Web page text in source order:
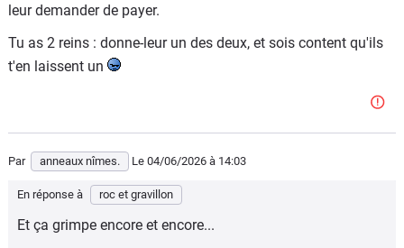
leur demander de payer.
Tu as 2 reins : donne-leur un des deux, et sois content qu'ils
t'en laissent un
Par anneaux nîmes. Le 04/06/2026 à 14:03
En réponse à roc et gravillon
Et ça grimpe encore et encore...